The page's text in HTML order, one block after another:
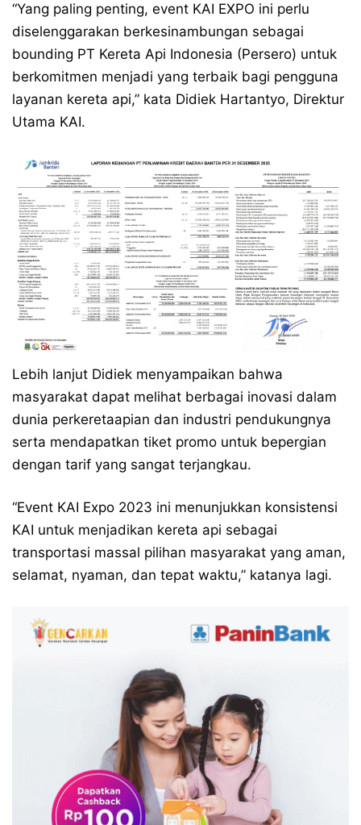
“Yang paling penting, event KAI EXPO ini perlu
diselenggarakan berkesinambungan sebagai
bounding PT Kereta Api Indonesia (Persero) untuk
berkomitmen menjadi yang terbaik bagi pengguna
layanan kereta api,” kata Didiek Hartantyo, Direktur
Utama KAI.
Lebih lanjut Didiek menyampaikan bahwa
masyarakat dapat melihat berbagai inovasi dalam
dunia perkeretaapian dan industri pendukungnya
serta mendapatkan tiket promo untuk bepergian
dengan tarif yang sangat terjangkau.
“Event KAI Expo 2023 ini menunjukkan konsistensi
KAI untuk menjadikan kereta api sebagai
transportasi massal pilihan masyarakat yang aman,
selamat, nyaman, dan tepat waktu,” katanya lagi.